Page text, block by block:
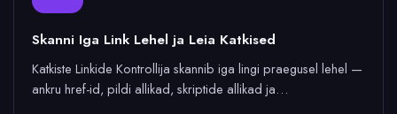
Skanni Iga Link Lehel ja Leia Katkised
Katkiste Linkide Kontrollija skannib iga lingi praegusel lehel —
ankru href-id, pildi allikad, skriptide allikad ja…